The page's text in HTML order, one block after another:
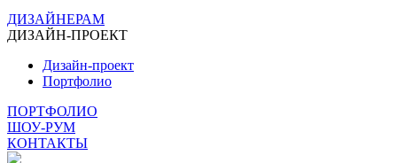
ДИЗАЙНЕРАМ
ДИЗАЙН-ПРОЕКТ
Дизайн-проект
Портфолио
ПОРТФОЛИО
ШОУ-РУМ
КОНТАКТЫ